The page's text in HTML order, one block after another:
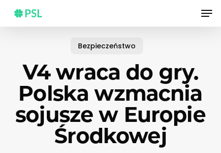
main
Bezpieczeństwo
V4 wraca do gry.
Polska wzmacnia
sojusze w Europie
Środkowej